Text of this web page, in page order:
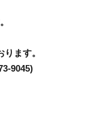
ます。
9045)